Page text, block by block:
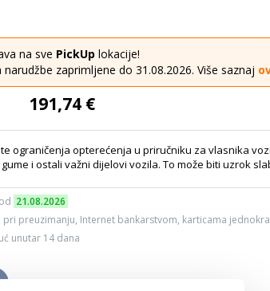
na sve PickUp lokacije!
zaprimljene do 31.08.2026. Više saznaj
191,74 €
ograničenja opterećenja u priručniku za vlasnika
i ostali važni dijelovi vozila. To može biti uzrok
21.08.2026
preuzimanju, Internet bankarstvom, karticama
unutar 14 dana